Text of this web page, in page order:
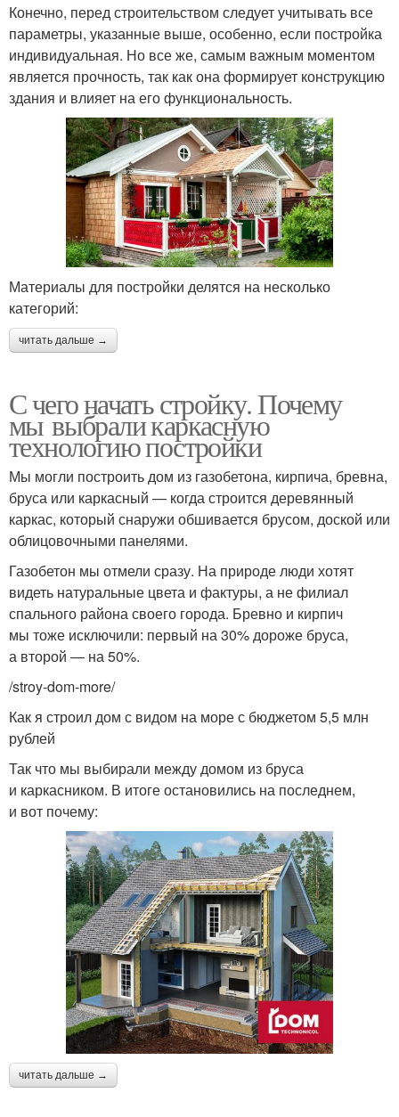
Конечно, перед строительством следует учитывать все
параметры, указанные выше, особенно, если постройка
индивидуальная. Но все же, самым важным моментом
является прочность, так как она формирует конструкцию
здания и влияет на его функциональность.
Материалы для постройки делятся на несколько
категорий:
читать дальше →
С чего начать стройку. Почему
мы выбрали каркасную
технологию постройки
Мы могли построить дом из газобетона, кирпича, бревна,
бруса или каркасный — когда строится деревянный
каркас, который снаружи обшивается брусом, доской или
облицовочными панелями.
Газобетон мы отмели сразу. На природе люди хотят
видеть натуральные цвета и фактуры, а не филиал
спального района своего города. Бревно и кирпич
мы тоже исключили: первый на 30% дороже бруса,
а второй — на 50%.
/stroy-dom-more/
Как я строил дом с видом на море с бюджетом 5,5 млн
рублей
Так что мы выбирали между домом из бруса
и каркасником. В итоге остановились на последнем,
и вот почему:
читать дальше →